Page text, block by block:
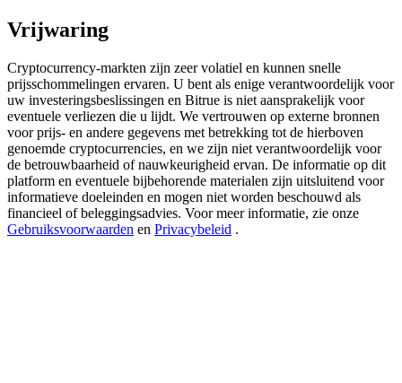
Trade New Futures, Win 200,000 USDT
Crypto World Cup 2026: Grand Finale
77,777+3k Rewards
Vrijwaring
Cryptocurrency-markten zijn zeer volatiel en kunnen snelle
prijsschommelingen ervaren. U bent als enige verantwoordelijk voor
uw investeringsbeslissingen en Bitrue is niet aansprakelijk voor
eventuele verliezen die u lijdt. We vertrouwen op externe bronnen
voor prijs- en andere gegevens met betrekking tot de hierboven
genoemde cryptocurrencies, en we zijn niet verantwoordelijk voor
de betrouwbaarheid of nauwkeurigheid ervan. De informatie op dit
platform en eventuele bijbehorende materialen zijn uitsluitend voor
informatieve doeleinden en mogen niet worden beschouwd als
financieel of beleggingsadvies. Voor meer informatie, zie onze
Gebruiksvoorwaarden en Privacybeleid .